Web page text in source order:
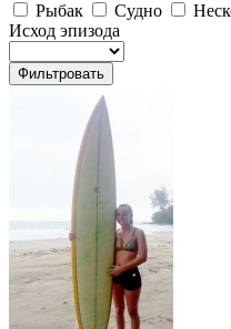
Рыбак
Судно
Исход эпизода